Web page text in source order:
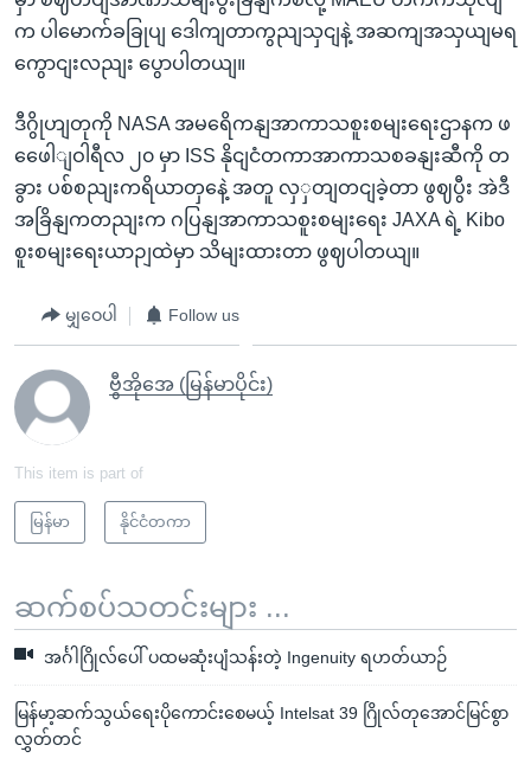
က ပါမောက်ခခြုပျ ဒေါကျတာကွညျသှငျနဲ့ အဆကျအသှယျမရ
ကွောငျးလညျး ပွောပါတယျ။
ဒီဂွိုဟျတုကို NASA အမရေိကနျအာကာသစူးစမျးရေးဌာနက ဖ
ဖေေါျဝါရီလ ၂၀ မှာ ISS နိုငျငံတကာအာကာသစခနျးဆီကို တ
ခွား ပစ်စညျးကရိယာတှနေဲ့ အတူ လှှတျတငျခဲ့တာ ဖွဈပွီး အဲဒီ
အခြိနျကတညျးက ဂပြနျအာကာသစူးစမျးရေး JAXA ရဲ့ Kibo
စူးစမျးရေးယာဉျထဲမှာ သိမျးထားတာ ဖွဈပါတယျ။
မျှဝေပါ Follow us
ဗွီအိုအေ (မြန်မာပိုင်း)
This item is part of
မြန်မာ နိုင်ငံတကာ
ဆက်စပ်သတင်းများ ...
အင်္ဂါဂြိုလ်ပေါ် ပထမဆုံးပျံသန်းတဲ့ Ingenuity ရဟတ်ယာဉ်
မြန်မာ့ဆက်သွယ်ရေးပိုကောင်းစေမယ့် Intelsat 39 ဂြိုလ်တုအောင်မြင်စွာ
လွှတ်တင်